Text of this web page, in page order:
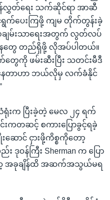
လွှတ်ရေး သက်ဆိုင်ရာ အာဆီ
က်ပေးကြဖို့ ကျမ တိုက်တွန်းခဲ့
ချမ်းသာရေးအတွက် လွတ်လပ်
နတွေ တည်ရှိဖို့ လိုအပ်ပါတယ်။
ေကို ဖမ်းဆီးပြီး သတင်းမီဒီ
ေတာဟာ ဘယ်လိုမှ လက်ခံနိုင်
ရုံးက ပြီးခဲ့တဲ့ မေလ ၂၄ ရက်
ကတဆင့် စကားပြောခွင့်ရခဲ့
ာင် ငှားဖို့ကိစ္စကိုတော့
ဝန်ကြီး Sherman က ပြော
ော့ အခုချိန်ထိ အဆက်အသွယ်မရ